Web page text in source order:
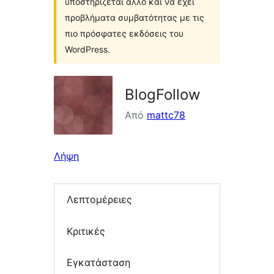
προβλήματα συμβατότητας με τις
πιο πρόσφατες εκδόσεις του
WordPress.
BlogFollow
Από mattc78
Λήψη
Λεπτομέρειες
Κριτικές
Εγκατάσταση